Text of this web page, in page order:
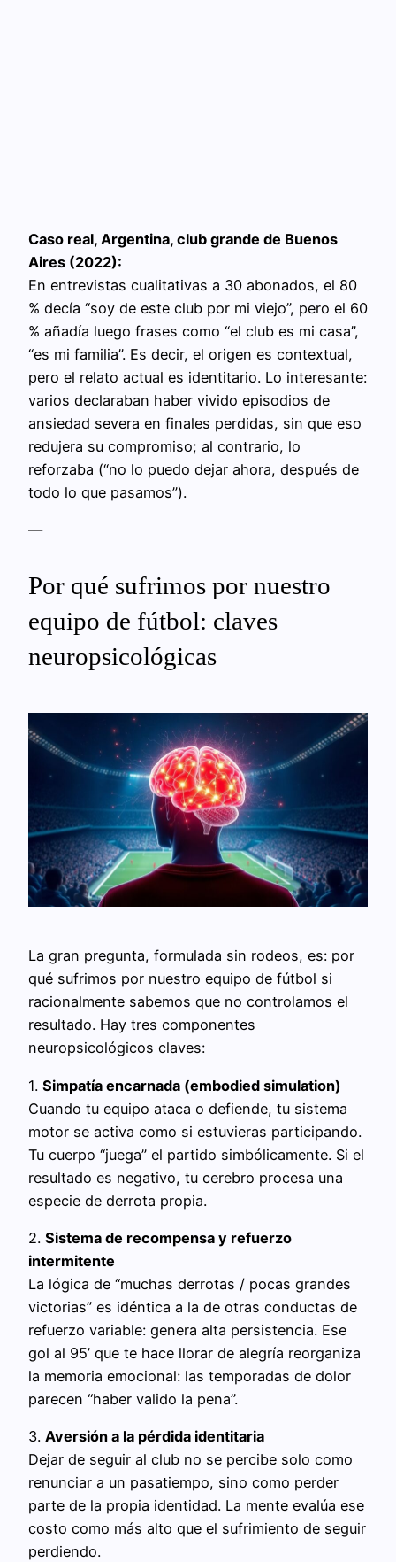
Caso real, Argentina, club grande de Buenos
Aires (2022):
En entrevistas cualitativas a 30 abonados, el 80
% decía “soy de este club por mi viejo”, pero el 60
% añadía luego frases como “el club es mi casa”,
“es mi familia”. Es decir, el origen es contextual,
pero el relato actual es identitario. Lo interesante:
varios declaraban haber vivido episodios de
ansiedad severa en finales perdidas, sin que eso
redujera su compromiso; al contrario, lo
reforzaba (“no lo puedo dejar ahora, después de
todo lo que pasamos”).
—
Por qué sufrimos por nuestro
equipo de fútbol: claves
neuropsicológicas
La gran pregunta, formulada sin rodeos, es: por
qué sufrimos por nuestro equipo de fútbol si
racionalmente sabemos que no controlamos el
resultado. Hay tres componentes
neuropsicológicos claves:
1. Simpatía encarnada (embodied simulation)
Cuando tu equipo ataca o defiende, tu sistema
motor se activa como si estuvieras participando.
Tu cuerpo “juega” el partido simbólicamente. Si el
resultado es negativo, tu cerebro procesa una
especie de derrota propia.
2. Sistema de recompensa y refuerzo
intermitente
La lógica de “muchas derrotas / pocas grandes
victorias” es idéntica a la de otras conductas de
refuerzo variable: genera alta persistencia. Ese
gol al 95’ que te hace llorar de alegría reorganiza
la memoria emocional: las temporadas de dolor
parecen “haber valido la pena”.
3. Aversión a la pérdida identitaria
Dejar de seguir al club no se percibe solo como
renunciar a un pasatiempo, sino como perder
parte de la propia identidad. La mente evalúa ese
costo como más alto que el sufrimiento de seguir
perdiendo.